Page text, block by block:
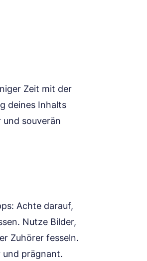
Zeit mit der
deines Inhalts
souverän
Achte darauf,
Nutze Bilder,
Zuhörer fesseln.
und prägnant.